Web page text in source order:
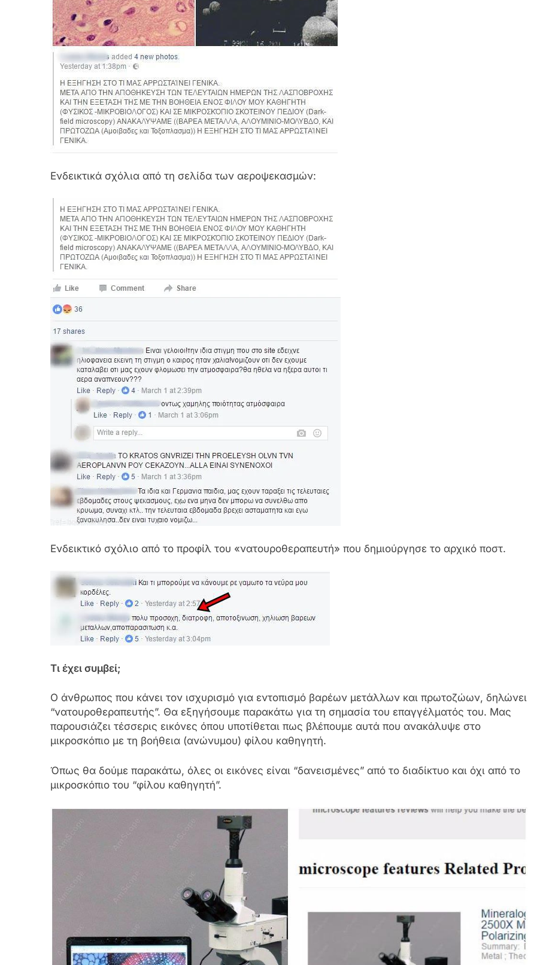
Ενδεικτικά σχόλια από τη σελίδα των αεροψεκασμών:
Ενδεικτικό σχόλιο από το προφίλ του «νατουροθεραπευτή» που δημιούργησε το αρχικό ποστ.
Τι έχει συμβεί;
Ο άνθρωπος που κάνει τον ισχυρισμό για εντοπισμό βαρέων μετάλλων και πρωτοζώων, δηλώνει
“νατουροθεραπευτής”. Θα εξηγήσουμε παρακάτω για τη σημασία του επαγγέλματός του. Μας
παρουσιάζει τέσσερις εικόνες όπου υποτίθεται πως βλέπουμε αυτά που ανακάλυψε στο
μικροσκόπιο με τη βοήθεια (ανώνυμου) φίλου καθηγητή.
Όπως θα δούμε παρακάτω, όλες οι εικόνες είναι “δανεισμένες” από το διαδίκτυο και όχι από το
μικροσκόπιο του “φίλου καθηγητή”.